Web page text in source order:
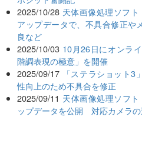
2025/10/28 天体画像処理ソフ
アップデータで、不具合修正や
良など
2025/10/03 10月26日にオンラ
階調表現の極意」を開催
2025/09/17
「ステラショット
性向上のため不具合を修正
2025/09/11 天体画像処理ソフ
ップデータを公開 対応カメラ